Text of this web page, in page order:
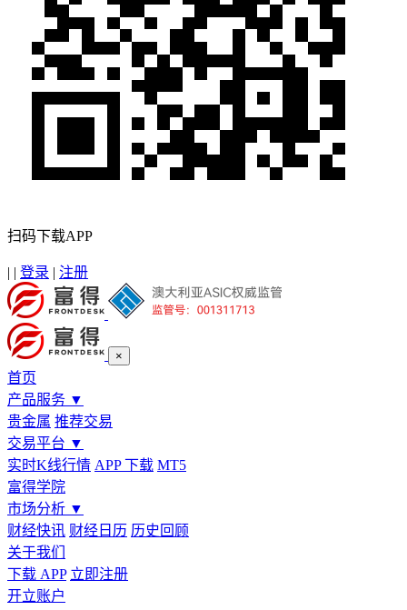
扫码下载APP
| | 登录 | 注册
×
首页
产品服务 ▼
贵金属 推荐交易
交易平台 ▼
实时K线行情 APP 下载 MT5
富得学院
市场分析 ▼
财经快讯 财经日历 历史回顾
关于我们
下载 APP 立即注册
开立账户